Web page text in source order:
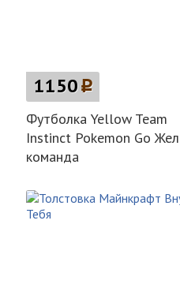
1150p
Футболка Yellow Team
Instinct Pokemon Go
команда